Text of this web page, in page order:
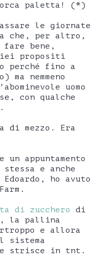
paletta! (*)
le giornate
che, per altro,
fare bene,
propositi
perché fino a
ma nemmeno
uomo
con qualche
di mezzo. Era
appuntamento
e anche
ho avuto
di zucchero
di
la pallina
e allora
sistema
strisce in tnt.